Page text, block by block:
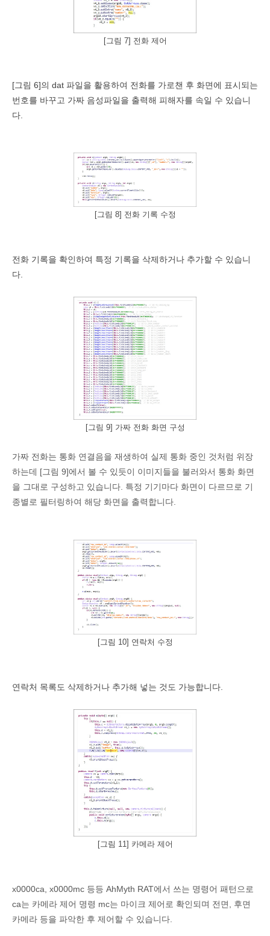
[그림 7] 전화 제어
[그림 6]의 dat 파일을 활용하여 전화를 가로챈 후 화면에 표시되는
번호를 바꾸고 가짜 음성파일을 출력해 피해자를 속일 수 있습니
다
[그림 8] 전화 기록 수정
전화 기록을 확인하여 특정 기록을 삭제하거나 추가할 수 있습니
다.
[그림 9] 가짜 전화 화면 구성
가짜 전화는 통화 연결음을 재생하여 실제 통화 중인 것처럼 위장
하는데 [그림 9]에서 볼 수 있듯이 이미지들을 불러와서 통화 화면
을 그대로 구성하고 있습니다. 특정 기기마다 화면이 다르므로 기
종별로 필터링하여 해당 화면을 출력합니다.
[그림 10] 연락처 수정
연락처 목록도 삭제하거나 추가해 넣는 것도 가능합니다.
[그림 11] 카메라 제어
x0000ca, x0000mc 등등 AhMyth RAT에서 쓰는 명령어 패턴으로
ca는 카메라 제어 명령 mc는 마이크 제어로 확인되며 전면, 후면
카메라 등을 파악한 후 제어할 수 있습니다.